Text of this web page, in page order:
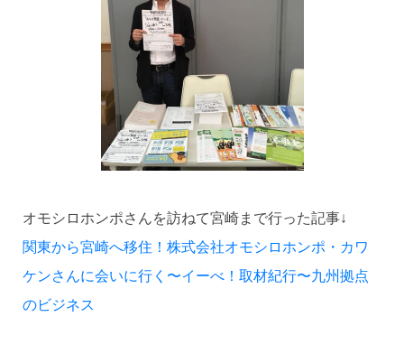
オモシロホンポさんを訪ねて宮崎まで行った記事↓
関東から宮崎へ移住！株式会社オモシロホンポ・カワ
ケンさんに会いに行く〜イーべ！取材紀行〜九州拠点
のビジネス